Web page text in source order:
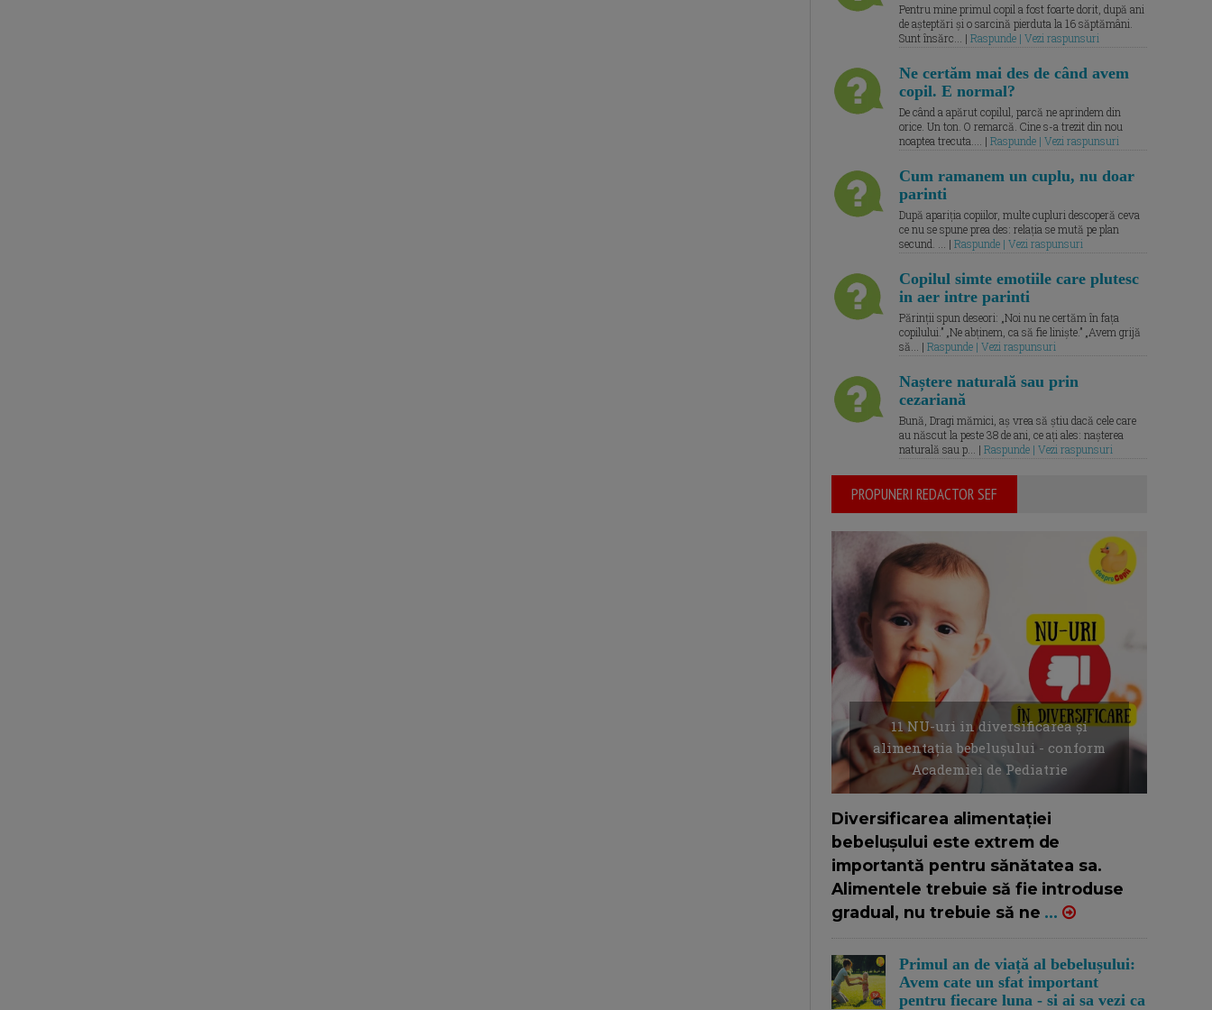
Pentru mine primul copil a fost foarte dorit, după ani
de așteptări și o sarcină pierduta la 16 săptămâni.
Sunt însărc... | Raspunde | Vezi raspunsuri
Ne certăm mai des de când avem
copil. E normal?
De când a apărut copilul, parcă ne aprindem din
orice. Un ton. O remarcă. Cine s-a trezit din nou
noaptea trecuta.... | Raspunde | Vezi raspunsuri
Cum ramanem un cuplu, nu doar
parinti
După apariția copiilor, multe cupluri descoperă ceva
ce nu se spune prea des: relația se mută pe plan
secund. ... | Raspunde | Vezi raspunsuri
Copilul simte emotiile care plutesc
in aer intre parinti
Părinții spun deseori: „Noi nu ne certăm în fața
copilului.” „Ne abținem, ca să fie liniște.” „Avem grijă
să... | Raspunde | Vezi raspunsuri
Naștere naturală sau prin
cezariană
Bună, Dragi mămici, aș vrea să știu dacă cele care
au născut la peste 38 de ani, ce ați ales: nașterea
naturală sau p... | Raspunde | Vezi raspunsuri
PROPUNERI REDACTOR SEF
11 NU-uri in diversificarea și
alimentația bebelușului - conform
Academiei de Pediatrie
Diversificarea alimentației
bebelușului este extrem de
importantă pentru sănătatea sa.
Alimentele trebuie să fie introduse
gradual, nu trebuie să ne ...
Primul an de viață al bebelușului:
Avem cate un sfat important
pentru fiecare luna - si ai sa vezi ca